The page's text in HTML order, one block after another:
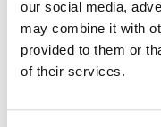
our social media,
may combine it with
provided to them or
of their services.
Todo tiene un